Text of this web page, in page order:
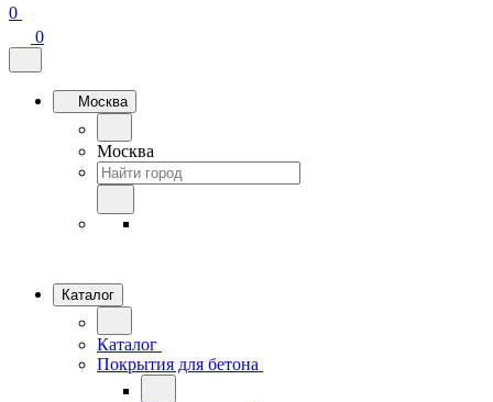
0
0
Москва
Москва
Каталог
Каталог
Покрытия для бетона